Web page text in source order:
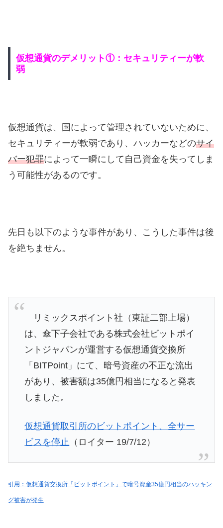
仮想通貨のデメリット①：セキュリティーが軟
弱
仮想通貨は、国によって管理されていないために、
セキュリティーが軟弱であり、ハッカーなどのサイ
バー犯罪によって一瞬にして自己資金を失ってしま
う可能性があるのです。
先日も以下のような事件があり、こうした事件は後
を絶ちません。
リミックスポイント社（東証二部上場）
は、傘下子会社である株式会社ビットポイ
ントジャパンが運営する仮想通貨交換所
「BITPoint」にて、暗号資産の不正な流出
があり、被害額は35億円相当になると発表
しました。
仮想通貨取引所のビットポイント、全サー
ビスを停止
（ロイター 19/7/12）
引用：仮想通貨交換所「ビットポイント」で暗号資産35億円相当のハッキン
グ被害が発生